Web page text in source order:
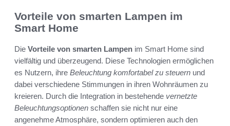
Vorteile von smarten Lampen im
Smart Home
Die Vorteile von smarten Lampen im Smart Home sind
vielfältig und überzeugend. Diese Technologien ermöglichen
es Nutzern, ihre Beleuchtung komfortabel zu steuern und
dabei verschiedene Stimmungen in ihren Wohnräumen zu
kreieren. Durch die Integration in bestehende vernetzte
Beleuchtungsoptionen schaffen sie nicht nur eine
angenehme Atmosphäre, sondern optimieren auch den